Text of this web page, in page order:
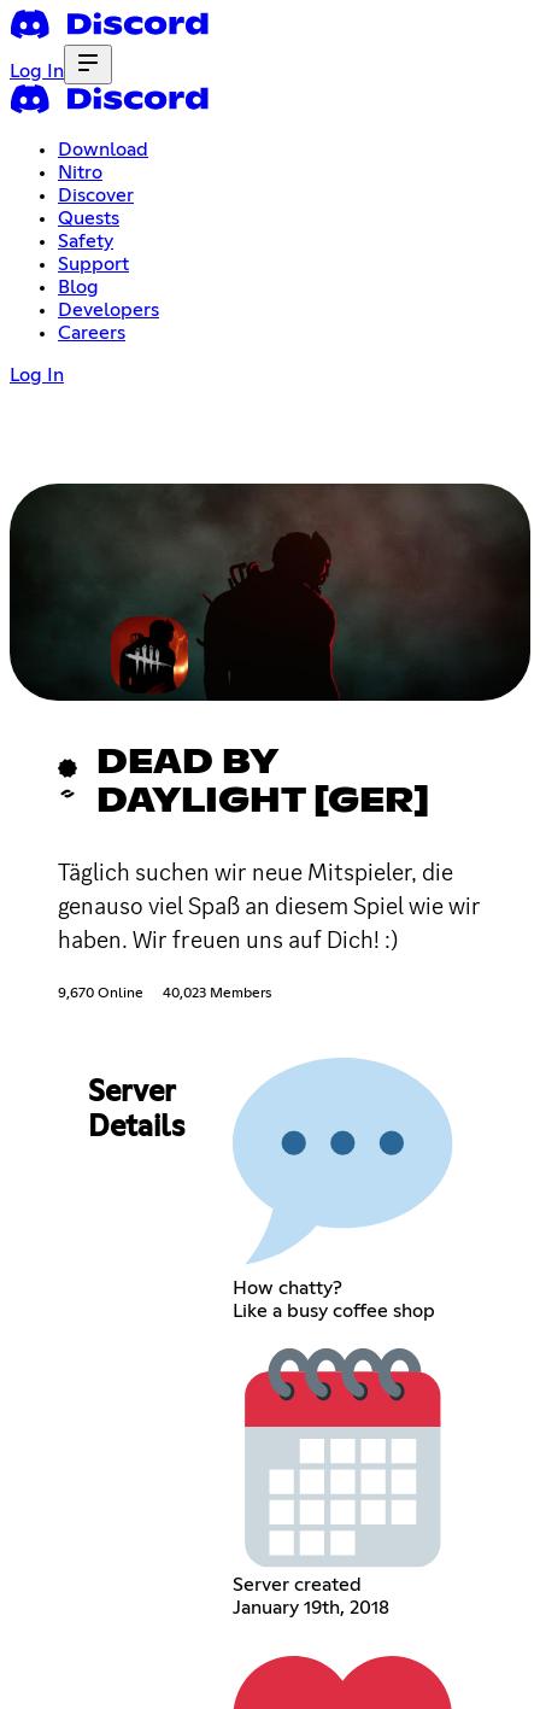
Log In
Download
Nitro
Discover
Quests
Safety
Support
Blog
Developers
Careers
Log In
DEAD BY
DAYLIGHT [GER]
Täglich suchen wir neue Mitspieler, die
genauso viel Spaß an diesem Spiel wie wir
haben. Wir freuen uns auf Dich! :)
9,670 Online 40,023 Members
Server
Details
How chatty?
Like a busy coffee shop
Server created
January 19th, 2018